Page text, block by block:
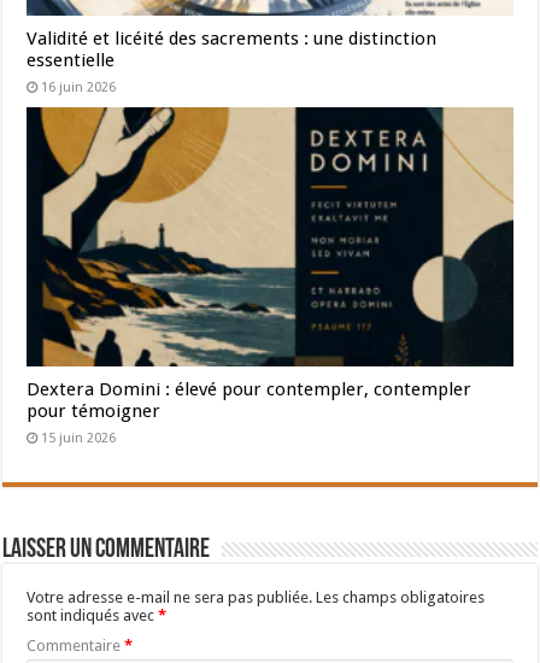
Validité et licéité des sacrements : une distinction
essentielle
16 juin 2026
Dextera Domini : élevé pour contempler, contempler
pour témoigner
15 juin 2026
Laisser un commentaire
Votre adresse e-mail ne sera pas publiée. Les champs obligatoires
sont indiqués avec*
Commentaire*